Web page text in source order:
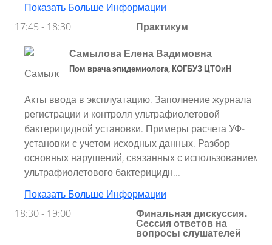
Показать Больше Информации
17:45 - 18:30
Практикум
Самылова Елена Вадимовна
Пом врача эпидемиолога, КОГБУЗ ЦТОиН
Акты ввода в эксплуатацию. Заполнение журнала
регистрации и контроля ультрафиолетовой
бактерицидной установки. Примеры расчета УФ-
установки с учетом исходных данных. Разбор
основных нарушений, связанных с использованием
ультрафиолетового бактерицидн...
Показать Больше Информации
18:30 - 19:00
Финальная дискуссия.
Сессия ответов на
вопросы слушателей